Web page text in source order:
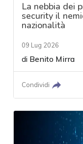
La nebbia dei
security il
nazionalità
09 Lug 2026
di Benito Mirra
Condividi